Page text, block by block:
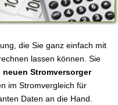
die Sie ganz einfach mit
lassen können. Sie
neuen Stromversorger
im Stromvergleich für
Daten an die Hand.